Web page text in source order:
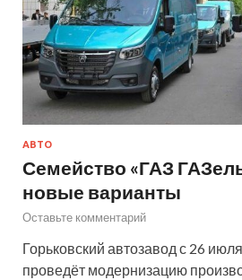
АВТО
Семейство «ГАЗ
новые варианты
Оставьте комментарий
Горьковский автозавод с 26
проведёт модернизацию